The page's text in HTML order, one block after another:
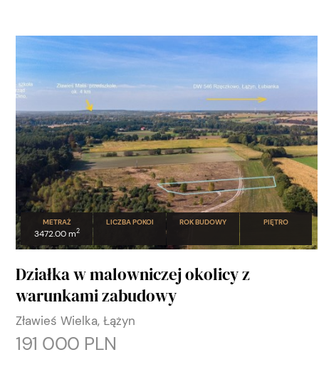
METRAŻ
3472.00 m2
LICZBA POKOI ROK BUDOWY PIĘTRO
Działka w malowniczej okolicy z
warunkami zabudowy
Zławieś Wielka, Łążyn
191 000 PLN